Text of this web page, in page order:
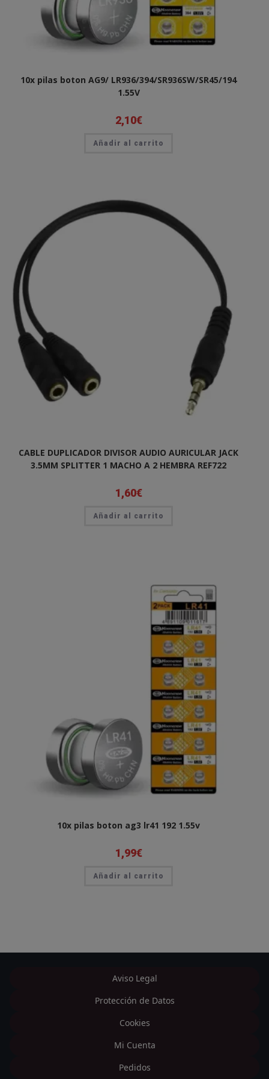
10x pilas boton AG9/ LR936/394/SR936SW/SR45/194
1.55V
2,10€
Añadir al carrito
CABLE DUPLICADOR DIVISOR AUDIO AURICULAR JACK
3.5MM SPLITTER 1 MACHO A 2 HEMBRA REF722
1,60€
Añadir al carrito
10x pilas boton ag3 lr41 192 1.55v
1,99€
Añadir al carrito
Aviso Legal
Protección de Datos
Cookies
Mi Cuenta
Pedidos